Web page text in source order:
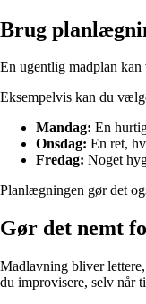
Brug
En ugentlig madplan
Eksempelvis kan du
Mandag: En
Onsdag: En ret,
Fredag: Noget
Planlægningen gør det
Gør det nemt
Madlavning bliver
du improvisere, selv når